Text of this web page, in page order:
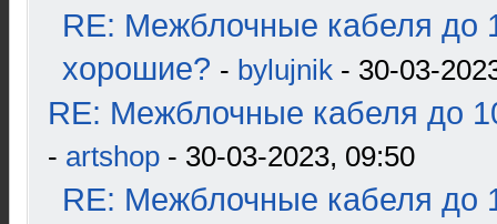
RE: Межблочные кабеля до
хорошие? - bylujnik - 30-03-
RE: Межблочные кабеля до
- artshop - 30-03-2023, 09:50
RE: Межблочные кабеля до